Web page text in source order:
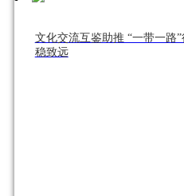
文化交流互鉴助推 “一带一路”
稳致远